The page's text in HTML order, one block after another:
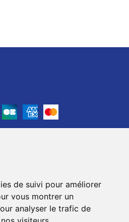
de suivi pour améliorer
vous montrer un
analyser le trafic de
Relais